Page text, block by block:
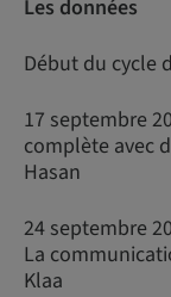
Les données
Début du cycle
17 septembre
complète avec
Hasan
24 septembre
La
Klaa